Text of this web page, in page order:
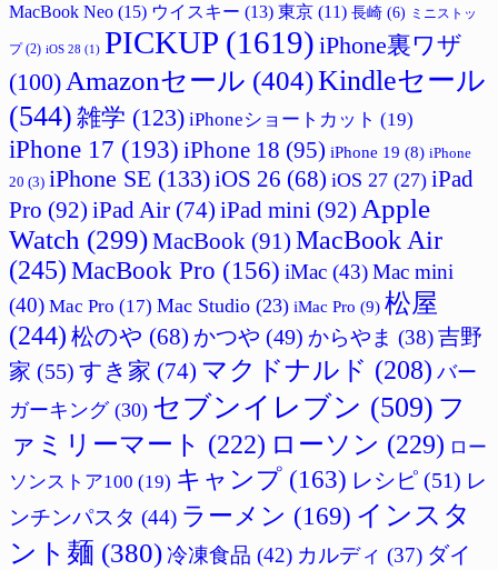
MacBook Neo (15) ウイスキー (13) 東京 (11) 長崎 (6) ミニストッ
プ(2) iOS 28 (1) PICKUP (1619) iPhone裏ワザ
(100)Amazonセール (404)Kindleセール
(544) 雑学 (123) iPhoneショートカット (19)
iPhone 17 (193) iPhone 18 (95) iPhone 19 (8) iPhone
20 (3) iPhone SE (133)iOS 26 (68) iOS 27 (27) iPad
Pro (92) iPad Air (74) iPad mini (92) Apple
Watch (299)MacBook (91) MacBook Air
(245) MacBook Pro (156) iMac (43)Mac mini
(40) Mac Pro (17) Mac Studio (23) iMac Pro (9) 松屋
(244) 松のや (68) かつや (49) からやま (38)吉野
家 (55) すき家 (74) マクドナルド (208) バー
ガーキング(30) セブンイレブン (509) フ
ァミリーマート (222) ローソン (229) ロー
ソンストア100 (19) キャンプ (163) レシピ (51) レ
ンチンパスタ (44) ラーメン (169) インスタ
ント麺 (380)冷凍食品 (42) カルディ (37) ダイ